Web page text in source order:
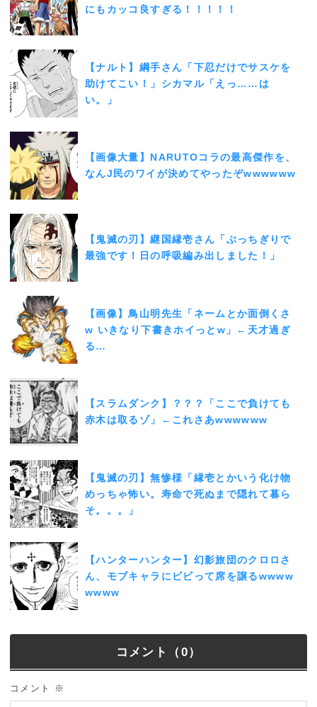
にもカッコ良すぎる！！！！！
【ナルト】綱手さん「下忍だけでサスケを
助けてこい！」シカマル「えっ……は
い。」
【画像大量】NARUTOコラの最高傑作を、
なんJ民のワイが決めてやったぞwwwwww
【鬼滅の刃】継国縁壱さん「ぶっちぎりで
最強です！日の呼吸編み出しました！」
【画像】鳥山明先生「ネームとか面倒くさ
w いきなり下書きホイっとw」←天才過ぎ
る…
【スラムダンク】？？？「ここで負けても
赤木は取るゾ」←これさあwwwwww
【鬼滅の刃】無惨様「縁壱とかいう化け物
めっちゃ怖い。寿命で死ぬまで隠れて暮ら
そ。。。」
【ハンターハンター】幻影旅団のクロロさ
ん、モブキャラにビビって席を譲るwwww
wwww
コメント（0）
コメント ※